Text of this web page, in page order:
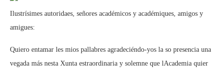
Ilustrísimes autoridaes, señores académicos y académiques, amigos y
amigues:
Quiero entamar les mios pallabres agradeciéndo-yos la so presencia una
vegada más nesta Xunta estraordinaria y solemne que lAcademia quier